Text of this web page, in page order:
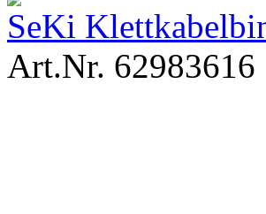
SeKi
Art.Nr. 62983616